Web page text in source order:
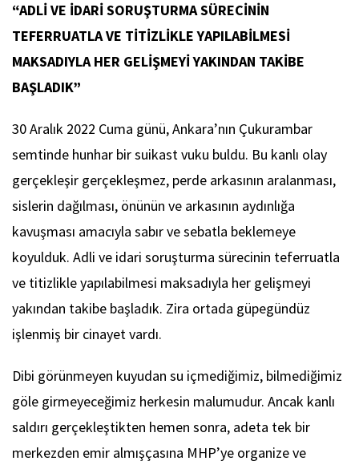
“ADLİ VE İDARİ SORUŞTURMA SÜRECİNİN
TEFERRUATLA VE TİTİZLİKLE YAPILABİLMESİ
MAKSADIYLA HER GELİŞMEYİ YAKINDAN TAKİBE
BAŞLADIK”
30 Aralık 2022 Cuma günü, Ankara’nın Çukurambar
semtinde hunhar bir suikast vuku buldu. Bu kanlı olay
gerçekleşir gerçekleşmez, perde arkasının aralanması,
sislerin dağılması, önünün ve arkasının aydınlığa
kavuşması amacıyla sabır ve sebatla beklemeye
koyulduk. Adli ve idari soruşturma sürecinin teferruatla
ve titizlikle yapılabilmesi maksadıyla her gelişmeyi
yakından takibe başladık. Zira ortada güpegündüz
işlenmiş bir cinayet vardı.
Dibi görünmeyen kuyudan su içmediğimiz, bilmediğimiz
göle girmeyeceğimiz herkesin malumudur. Ancak kanlı
saldırı gerçekleştikten hemen sonra, adeta tek bir
merkezden emir almışçasına MHP’ye organize ve